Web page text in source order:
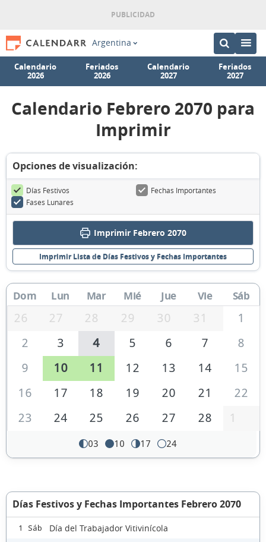
Argentina
Calendario
2026
Feriados
2026
Calendario
2027
Feriados
2027
Calendario Febrero 2070 para
Imprimir
Opciones de visualización:
Días Festivos
Fechas Importantes
Fases Lunares
Imprimir Febrero 2070
Imprimir Lista de Días Festivos y Fechas Importantes
Dom Lun Mar Mié Jue Vie Sáb
26 27 28 29 30 31
1
2
3 4 5 6 7
8
9
10 11 12 13 14
15
16
17 18 19 20 21
22
23
24 25 26 27 28 1
03 10 17 24
Días Festivos y Fechas Importantes Febrero 2070
1 Sáb Día del Trabajador Vitivinícola